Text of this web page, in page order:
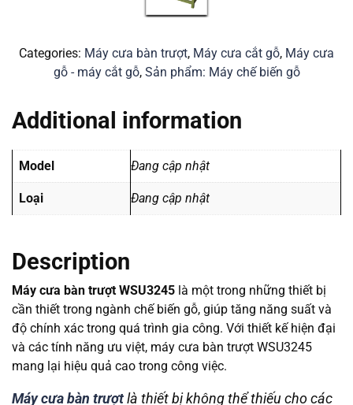
Categories: Máy cưa bàn trượt, Máy cưa cắt gỗ, Máy cưa
gỗ - máy cắt gỗ, Sản phẩm: Máy chế biến gỗ
Description
Máy cưa bàn trượt WSU3245 là một trong những thiết bị
cần thiết trong ngành chế biến gỗ, giúp tăng năng suất và
độ chính xác trong quá trình gia công. Với thiết kế hiện đại
và các tính năng ưu việt, máy cưa bàn trượt WSU3245
mang lại hiệu quả cao trong công việc.
Máy cưa bàn trượtlà thiết bị không thể thiếu cho các
Additional information
Model Đang cập nhật
Loại Đang cập nhật